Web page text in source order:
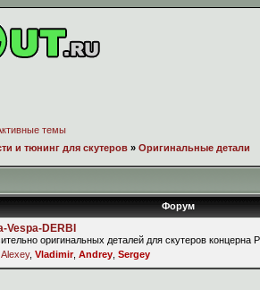
темы
и тюнинг для скутеров » Оригинальные детали
Форум
Vespa-DERBI
оригинальных деталей для скутеров концерна
Alexey, Vladimir, Andrey Sergey